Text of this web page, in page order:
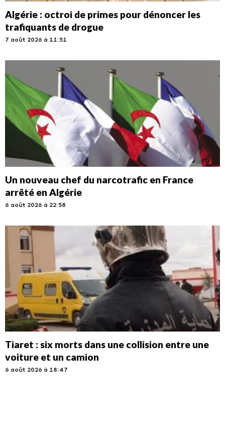
Algérie : octroi de primes pour dénoncer les
trafiquants de drogue
7 août 2026 à 11:51
Un nouveau chef du narcotrafic en France
arrêté en Algérie
6 août 2026 à 22:58
Tiaret : six morts dans une collision entre une
voiture et un camion
6 août 2026 à 18:47